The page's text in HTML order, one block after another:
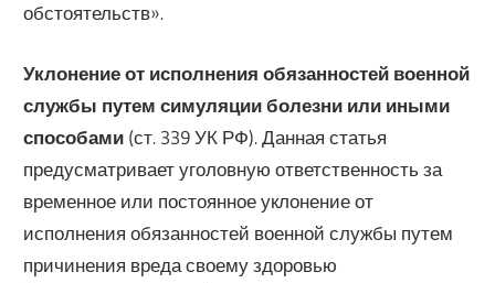
обстоятельств».
Уклонение от исполнения обязанностей военной
службы путем симуляции болезни или иными
способами (ст. 339 УК РФ). Данная статья
предусматривает уголовную ответственность за
временное или постоянное уклонение от
исполнения обязанностей военной службы путем
причинения вреда своему здоровью